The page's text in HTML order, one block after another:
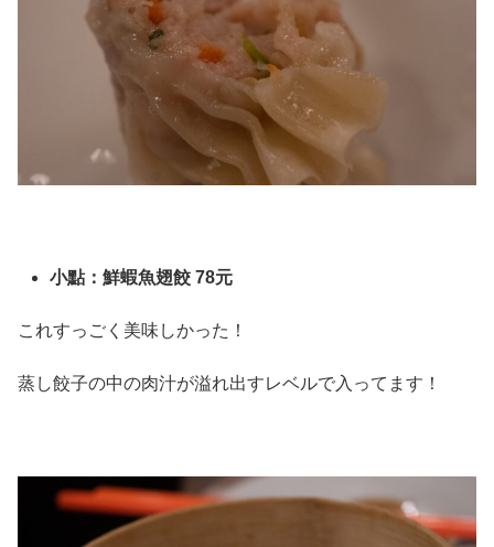
小點：鮮蝦魚翅餃 78元
これすっごく美味しかった！
蒸し餃子の中の肉汁が溢れ出すレベルで入ってます！